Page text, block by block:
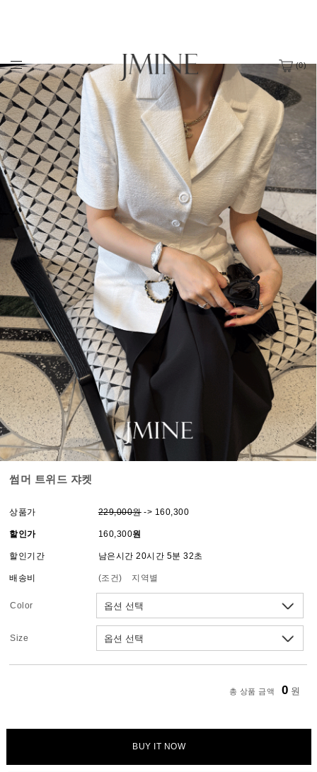
(0)
썸머 트위드 쟈켓
상품가 229,000원-> 160,300
할인가 160,300원
할인기간 남은시간 20시간 5분 32초
배송비 (조건) 지역별
Color
Size
총 상품 금액 0 원
BUY IT NOW